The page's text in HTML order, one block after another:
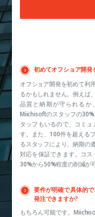
初めてオフショア開発
オフショア開発を初めて利
るかもしれません。例えば
品質と納期が守られるか
Miichisoftのスタッフの
タッフもいるので、コミ
す。また、100件を超える
るスタッフにより、納期の
対応を保証できます。コス
30%から50%程度の削減が
要件が明確で具体的
発注できますか?
もちろん可能です。